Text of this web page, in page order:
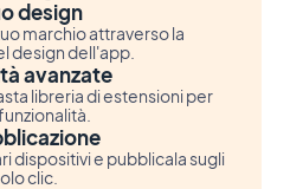
design
marchio attraverso la
design dell'app.
avanzate
libreria di estensioni per
dispositivi e pubblicala sugli
clic.